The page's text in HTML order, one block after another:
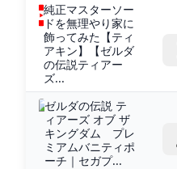
純正マスターソー
ドを無理やり家に
飾ってみた【ティ
アキン】【ゼルダ
の伝説ティアー
ズ...
ゼルダの伝説 テ
ィアーズ オブ ザ
キングダム プレ
ミアムバニティポ
ーチ｜セガプ...